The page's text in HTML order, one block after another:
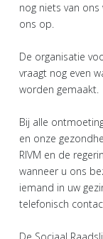
nog niets van
ons op.
De organisatie
vraagt nog even
worden gemaakt.
Bij alle
en onze
RIVM en de
wanneer u ons
iemand in uw
telefonisch